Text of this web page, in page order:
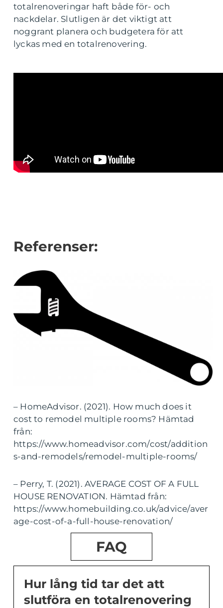
totalrenoveringar haft både för- och
nackdelar. Slutligen är det viktigt att
noggrant planera och budgetera för att
lyckas med en totalrenovering.
Referenser:
– HomeAdvisor. (2021). How much does it
cost to remodel multiple rooms? Hämtad
från:
https://www.homeadvisor.com/cost/addition
s-and-remodels/remodel-multiple-rooms/
– Perry, T. (2021). AVERAGE COST OF A FULL
HOUSE RENOVATION. Hämtad från:
https://www.homebuilding.co.uk/advice/aver
age-cost-of-a-full-house-renovation/
FAQ
Hur lång tid tar det att
slutföra en totalrenovering